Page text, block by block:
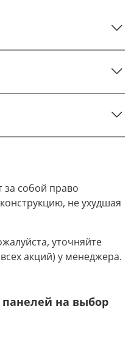
за собой право
не ухудшая
уточняйте
акций) у менеджера.
на выбор